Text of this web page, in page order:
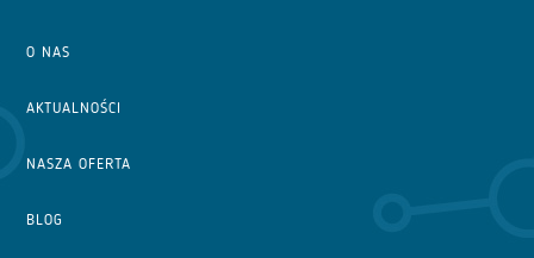
O NAS
AKTUALNOŚCI
NASZA OFERTA
BLOG